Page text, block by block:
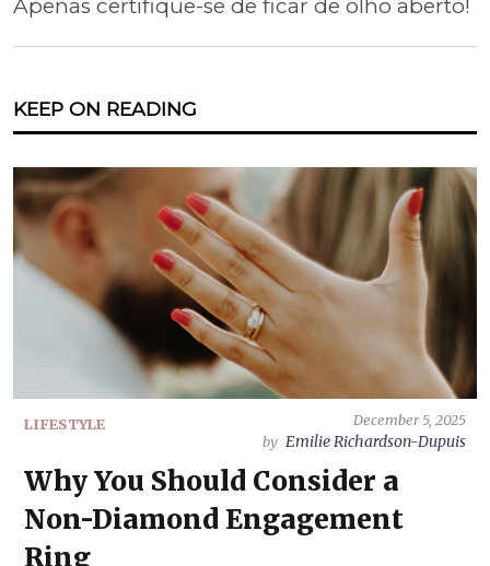
Apenas certifique-se de ficar de olho aberto!
KEEP ON READING
LIFESTYLE
December 5, 2025
by Emilie Richardson-Dupuis
Why You Should Consider a
Non-Diamond Engagement
Ring